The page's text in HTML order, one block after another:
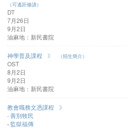
（可遙距修讀）
DT
7月26日
9月2日
油麻地：新民書院
神學普及課程 ☽ （招生簡介）
OST
8月2日
9月2日
油麻地：新民書院
教會職務文憑課程 ☽
‧善別牧民
‧ 監獄福傳